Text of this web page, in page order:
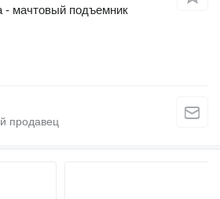
- мачтовый подъемник